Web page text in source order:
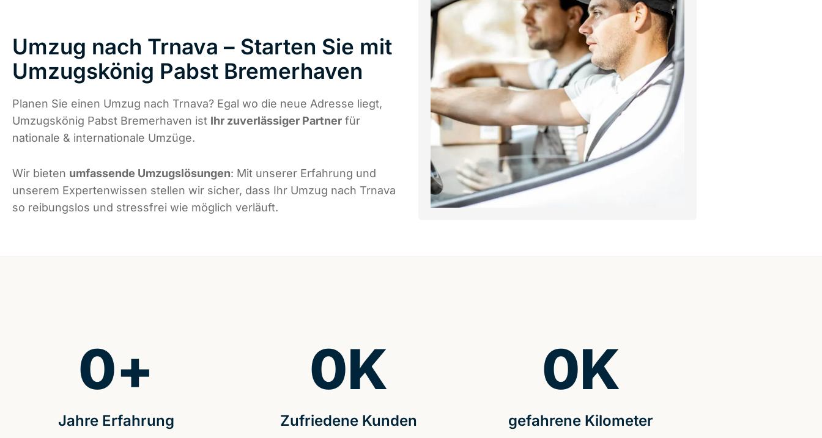
Umzug nach Trnava – Starten Sie mit
Umzugskönig Pabst Bremerhaven
Planen Sie einen Umzug nach Trnava? Egal wo die neue Adresse liegt,
Umzugskönig Pabst Bremerhaven ist Ihr zuverlässiger Partner für
nationale & internationale Umzüge.
Wir bieten umfassende Umzugslösungen: Mit unserer Erfahrung und
unserem Expertenwissen stellen wir sicher, dass Ihr Umzug nach Trnava
so reibungslos und stressfrei wie möglich verläuft.
Jahre Erfahrung
0+
Zufriedene Kunden
0K
gefahrene Kilometer
0K